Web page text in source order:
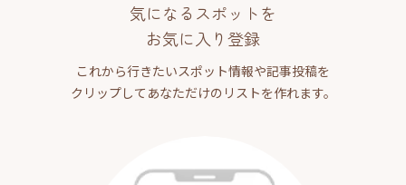
気になるスポットを
お気に入り登録
これから行きたいスポット情報や記事投稿を
クリップしてあなただけのリストを作れます。